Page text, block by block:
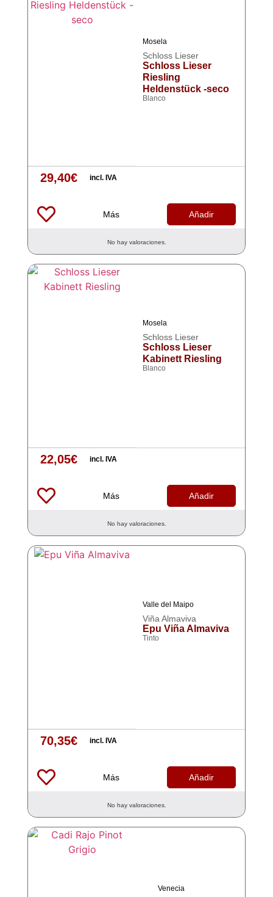
Mosela
Schloss Lieser
Schloss Lieser
Riesling
Heldenstück -seco
Blanco
29,40€ incl. IVA
Más Añadir
No hay valoraciones.
Mosela
Schloss Lieser
Schloss Lieser
Kabinett Riesling
Blanco
22,05€ incl. IVA
Más Añadir
No hay valoraciones.
Valle del Maipo
Viña Almaviva
Epu Viña Almaviva
Tinto
70,35€ incl. IVA
Más Añadir
No hay valoraciones.
Venecia